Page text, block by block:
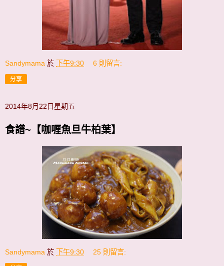
Sandymama 於 下午9:30 6 則留言:
分享
2014年8月22日星期五
食譜~【咖喱魚旦牛柏葉】
Sandymama 於 下午9:30 25 則留言: